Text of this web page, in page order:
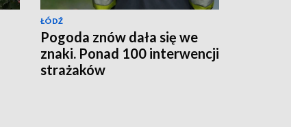
ŁÓDŹ
Pogoda znów dała się we
znaki. Ponad 100 interwencji
strażaków